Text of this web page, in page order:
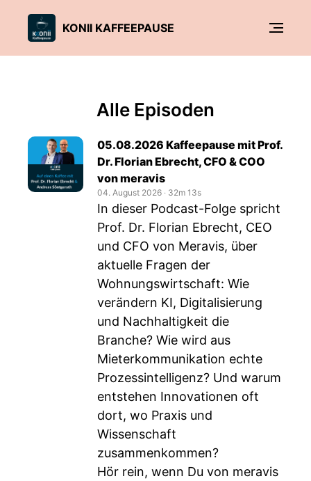
KONII KAFFEEPAUSE
Alle Episoden
05.08.2026 Kaffeepause mit Prof.
Dr. Florian Ebrecht, CFO & COO
von meravis
04. August 2026 ‧ 32m 13s
In dieser Podcast-Folge spricht
Prof. Dr. Florian Ebrecht, CEO
und CFO von Meravis, über
aktuelle Fragen der
Wohnungswirtschaft: Wie
verändern KI, Digitalisierung
und Nachhaltigkeit die
Branche? Wie wird aus
Mieterkommunikation echte
Prozessintelligenz? Und warum
entstehen Innovationen oft
dort, wo Praxis und
Wissenschaft
zusammenkommen?
Hör rein, wenn Du von meravis